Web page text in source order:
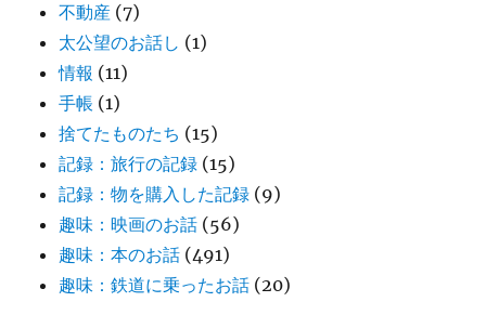
不動産 (7)
太公望のお話し (1)
情報 (11)
手帳 (1)
捨てたものたち (15)
記録：旅行の記録 (15)
記録：物を購入した記録 (9)
趣味：映画のお話 (56)
趣味：本のお話 (491)
趣味：鉄道に乗ったお話 (20)